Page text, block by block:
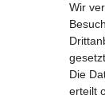
Wir
Die
erteilt